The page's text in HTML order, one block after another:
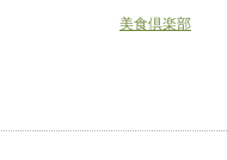
美食倶楽部